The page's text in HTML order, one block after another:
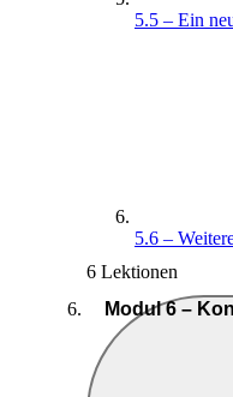
5.5 – Ein
5.6 –
6 Lektionen
Modul 6 –